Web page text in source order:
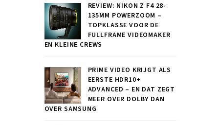
REVIEW: NIKON Z F4 28-
135MM POWERZOOM –
TOPKLASSE VOOR DE
FULLFRAME VIDEOMAKER
EN KLEINE CREWS
PRIME VIDEO KRIJGT ALS
EERSTE HDR10+
ADVANCED – EN DAT ZEGT
MEER OVER DOLBY DAN
OVER SAMSUNG